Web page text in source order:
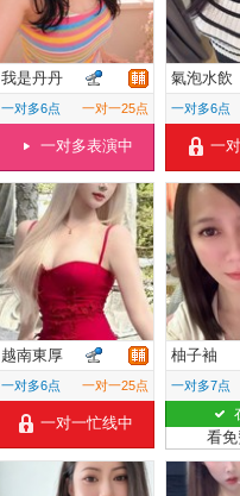
我是丹丹
一对多6点 一对一25点
一对多表演中
氣泡水飲
一对多6点
一
越南東厚
一对多6点 一对一25点
一对一忙线中
柚子袖
一对多7点
看